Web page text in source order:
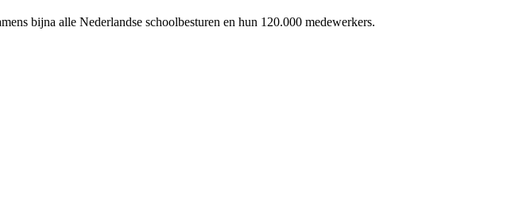
bijna alle Nederlandse schoolbesturen en hun 120.000 medewerkers.